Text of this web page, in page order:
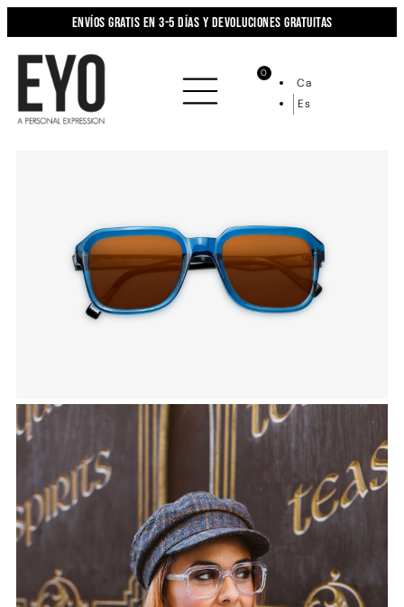
Envíos gratis en 3-5 días y devoluciones gratuitas
0
Ca
Es